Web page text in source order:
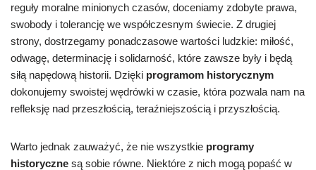
reguły moralne minionych czasów, doceniamy zdobyte prawa,
swobody i tolerancję we współczesnym świecie. Z drugiej
strony, dostrzegamy ponadczasowe wartości ludzkie: miłość,
odwagę, determinację i solidarność, które zawsze były i będą
siłą napędową historii. Dzięki programom historycznym
dokonujemy swoistej wędrówki w czasie, która pozwala nam na
refleksję nad przeszłością, teraźniejszością i przyszłością.
Warto jednak zauważyć, że nie wszystkie programy
historyczne są sobie równe. Niektóre z nich mogą popaść w